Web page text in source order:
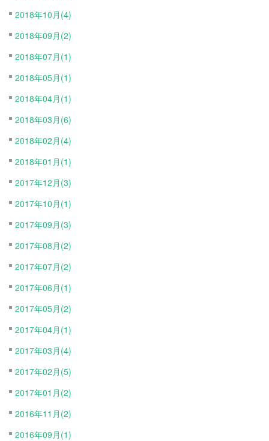
2018年10月(4)
2018年09月(2)
2018年07月(1)
2018年05月(1)
2018年04月(1)
2018年03月(6)
2018年02月(4)
2018年01月(1)
2017年12月(3)
2017年10月(1)
2017年09月(3)
2017年08月(2)
2017年07月(2)
2017年06月(1)
2017年05月(2)
2017年04月(1)
2017年03月(4)
2017年02月(5)
2017年01月(2)
2016年11月(2)
2016年09月(1)